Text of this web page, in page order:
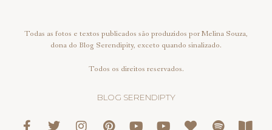
Todas as fotos e textos publicados são produzidos por Melina Souza,
dona do Blog Serendipity, exceto quando sinalizado.
Todos os direitos reservados.
BLOG SERENDIPTY